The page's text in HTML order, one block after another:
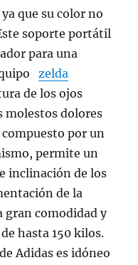
que su color no
soporte portátil
para una
zelda
de los ojos
molestos dolores
compuesto por un
permite un
inclinación de los
de la
gran comodidad y
hasta 150 kilos.
Adidas es idóneo